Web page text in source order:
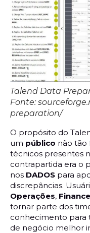
Talend Data
Fonte:
preparation/
O propósito do
um público não tão
técnicos presentes
contrapartida era o
nos DADOS para
discrepâncias.
Operações,
tornar parte dos
conhecimento para
de negócio melhor